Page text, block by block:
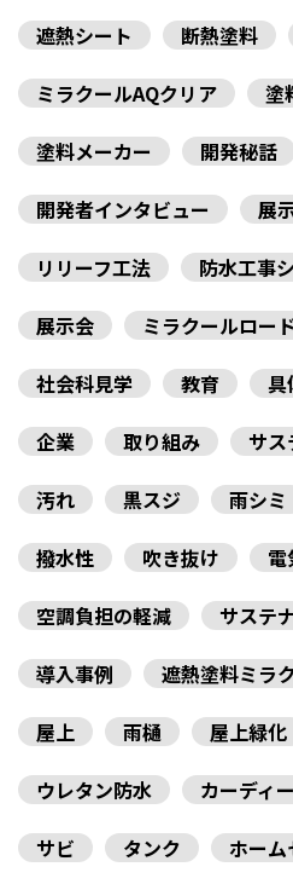
遮熱シート
断熱塗料
ミラクールAQクリア
塗
塗料メーカー
開発秘話
開発者インタビュー
展
リリーフ工法
防水工事
展示会
ミラクールロー
社会科見学
教育 具
企業
取り組み サ
汚れ
黒スジ 雨シミ
撥水性
吹き抜け 電
空調負担の軽減
サステ
導入事例
遮熱塗料ミラ
屋上
雨樋 屋上緑化
ウレタン防水
カーディ
サビ
タンク
ホーム